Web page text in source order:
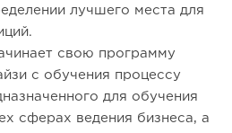
лучшего места для
свою программу
с обучения процессу
для обучения
сферах ведения бизнеса, а